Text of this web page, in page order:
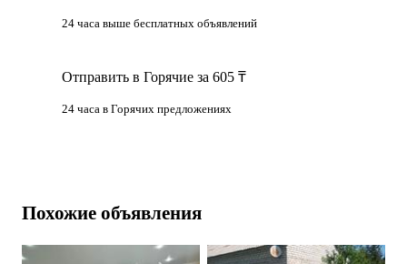
24 часа выше бесплатных объявлений
Отправить в Горячие за 605 ₸
24 часа в Горячих предложениях
Похожие объявления